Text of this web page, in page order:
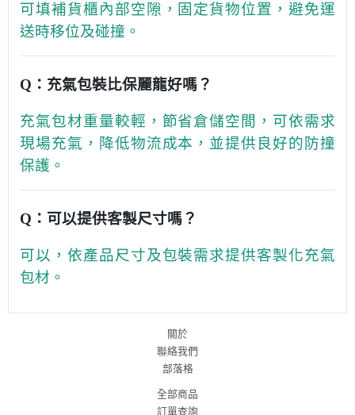
可填補貨櫃內部空隙，固定貨物位置，避免運
送時移位及碰撞。
Q：充氣包裝比保麗龍好嗎？
充氣包材重量較輕，節省倉儲空間，可依需求
現場充氣，降低物流成本，並提供良好的防撞
保護。
Q：可以提供客製尺寸嗎？
可以，依產品尺寸及包裝需求提供客製化充氣
包材。
關於
聯絡我們
部落格
全部商品
訂單查詢